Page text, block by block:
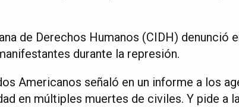
de Derechos Humanos (CIDH) denunció
durante la represión.
Americanos señaló en un informe a los
en múltiples muertes de civiles. Y pide a